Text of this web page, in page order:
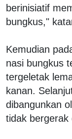
berinisiatif
bungkus,"
Kemudian
nasi bungkus
tergeletak
kanan.
dibangunkan
tidak bergerak